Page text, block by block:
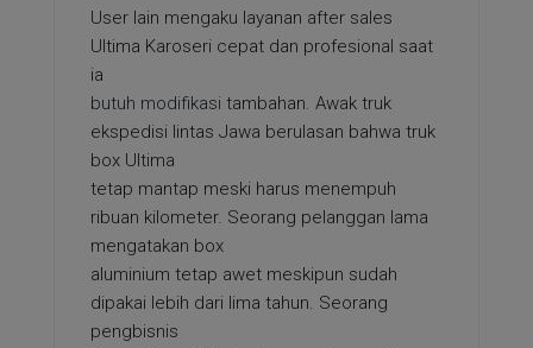
User lain mengaku layanan after sales
Ultima Karoseri cepat dan profesional saat
ia
butuh modifikasi tambahan. Awak truk
ekspedisi lintas Jawa berulasan bahwa truk
box Ultima
tetap mantap meski harus menempuh
ribuan kilometer. Seorang pelanggan lama
mengatakan box
aluminium tetap awet meskipun sudah
dipakai lebih dari lima tahun. Seorang
pengbisnis